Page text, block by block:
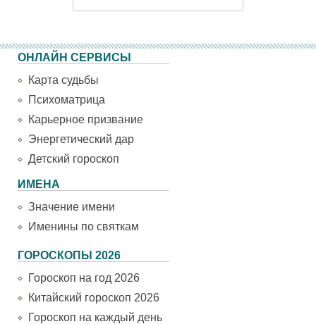
ОНЛАЙН СЕРВИСЫ
Карта судьбы
Психоматрица
Карьерное призвание
Энергетический дар
Детский гороскоп
ИМЕНА
Значение имени
Именины по святкам
ГОРОСКОПЫ 2026
Гороскоп на год 2026
Китайский гороскоп 2026
Гороскоп на каждый день